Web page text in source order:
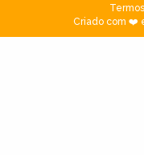
Termos
Criado com ❤️